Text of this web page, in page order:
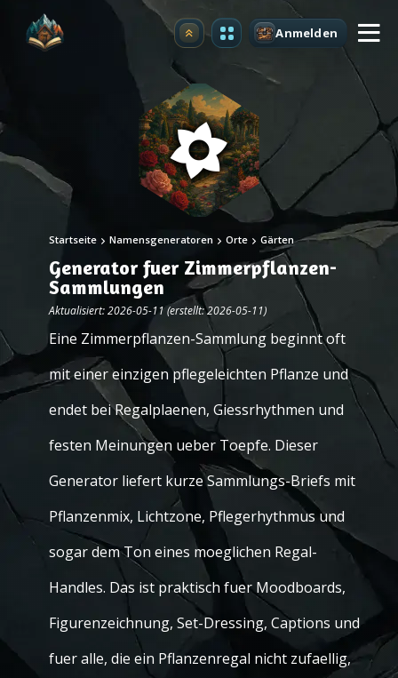
Upgrade Anmelden
Startseite Namensgeneratoren Orte Gärten
Generator fuer Zimmerpflanzen-
Sammlungen
Aktualisiert: 2026-05-11 (erstellt: 2026-05-11)
Eine Zimmerpflanzen-Sammlung beginnt oft
mit einer einzigen pflegeleichten Pflanze und
endet bei Regalplaenen, Giessrhythmen und
festen Meinungen ueber Toepfe. Dieser
Generator liefert kurze Sammlungs-Briefs mit
Pflanzenmix, Lichtzone, Pflegerhythmus und
sogar dem Ton eines moeglichen Regal-
Handles. Das ist praktisch fuer Moodboards,
Figurenzeichnung, Set-Dressing, Captions und
fuer alle, die ein Pflanzenregal nicht zufaellig,